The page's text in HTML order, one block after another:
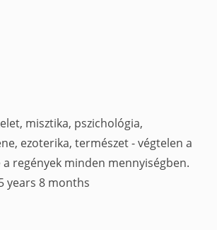
misztika, pszichológia,
ezoterika, természet - végtelen a
a regények minden mennyiségben.
years 8 months